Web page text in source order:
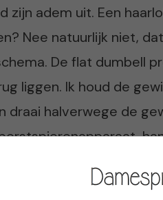
adem uit. Een
Nee natuurlijk niet,
De flat dumbell
liggen. Ik houd de
draai halverwege de
Na vijftien keer
heb ik niet. Ik moet